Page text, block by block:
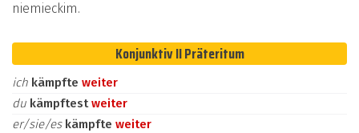
niemieckim.
Konjunktiv II Präteritum
ich kämpfte weiter
du kämpftestweiter
er/sie/es kämpfte weiter